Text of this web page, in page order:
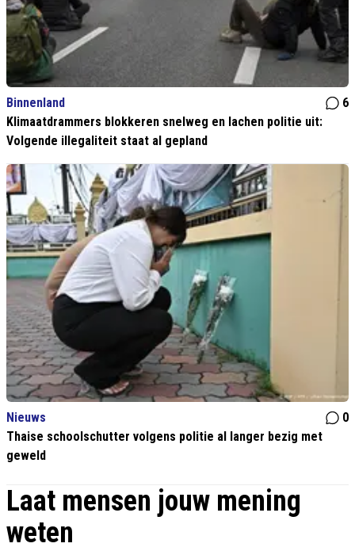
Binnenland
6
Klimaatdrammers blokkeren snelweg en lachen politie uit:
Volgende illegaliteit staat al gepland
Nieuws
0
Thaise schoolschutter volgens politie al langer bezig met
geweld
Laat mensen jouw mening
weten